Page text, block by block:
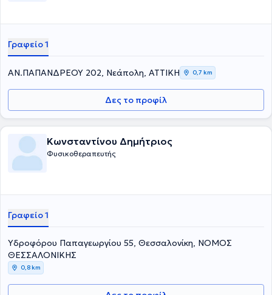
Γραφείο 1
ΑΝ.ΠΑΠΑΝΔΡΕΟΥ 202, Νεάπολη, ΑΤΤΙΚΗ 0,7 km
Δες το προφίλ
Κωνσταντίνου Δημήτριος
Φυσικοθεραπευτής
Γραφείο 1
Υδροφόρου Παπαγεωργίου 55, Θεσσαλονίκη, ΝΟΜΟΣ
ΘΕΣΣΑΛΟΝΙΚΗΣ
0,8 km